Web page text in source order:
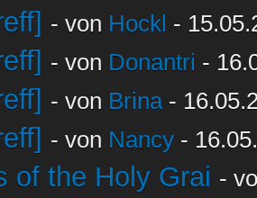
- von Hockl -
- von Donantri -
- von Brina-
- von Nancy -
of the Holy Grai -